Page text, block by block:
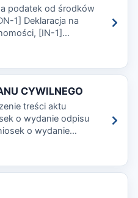
podatek od środków
1] Deklaracja na
[IN-1]
i
CYWILNEGO
treści aktu
o wydanie odpisu
o wydanie